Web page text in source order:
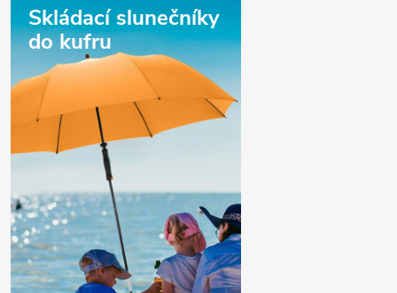
Skládací slunečníky
do kufru